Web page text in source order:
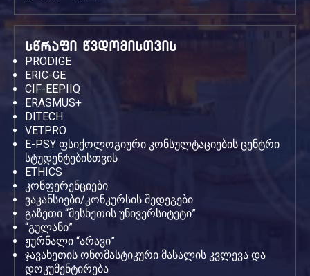
სწრაფი წვდომისთვის
PRODIGE
ERIC-GE
CIF-EEPIIQ
ERASMUS+
DITECH
VETPRO
E-PSY ფსიქოლოგიური კონსულტაციების ცენტრი
სტუდენტებისთვის
ETHICS
კონფერენციები
ვაკანსიები/კონკურსის შედეგები
გაზეთი “მესხეთის უნივერსიტეტი”
“გულანი”
ჟურნალი “არავი”
ჯავახეთის ონომასტიკური მასალის კვლევა და
დოკუმენტირება